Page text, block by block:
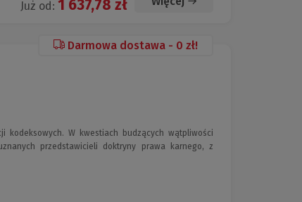
Już od: 1 637,78 zł
Darmowa dostawa - 0 zł!
W kwestiach budzących wątpliwości
przedstawicieli doktryny prawa karnego, z